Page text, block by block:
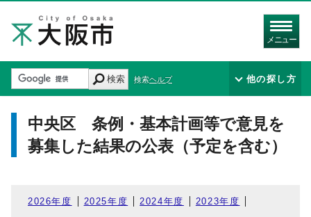
メニュー
検索 検索ヘルプ 他の探し方
中央区 条例・基本計画等で意見を
募集した結果の公表（予定を含む）
2026年度 2025年度 2024年度 2023年度